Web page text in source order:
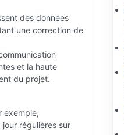
des données
une correction de
et la haute
du projet.
exemple,
régulières sur